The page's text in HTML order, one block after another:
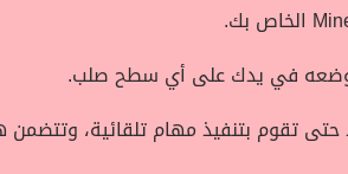
الخاص بك.
حتى تقوم بتنفيذ مهام تلقائية،